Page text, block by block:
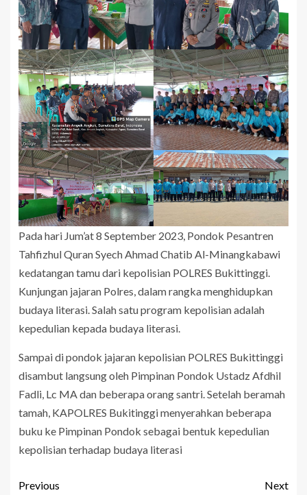
Pada hari Jum’at 8 September 2023, Pondok Pesantren
Tahfizhul Quran Syech Ahmad Chatib Al-Minangkabawi
kedatangan tamu dari kepolisian POLRES Bukittinggi.
Kunjungan jajaran Polres, dalam rangka menghidupkan
budaya literasi. Salah satu program kepolisian adalah
kepedulian kepada budaya literasi.
Sampai di pondok jajaran kepolisian POLRES Bukittinggi
disambut langsung oleh Pimpinan Pondok Ustadz Afdhil
Fadli, Lc MA dan beberapa orang santri. Setelah beramah
tamah, KAPOLRES Bukitinggi menyerahkan beberapa
buku ke Pimpinan Pondok sebagai bentuk kepedulian
kepolisian terhadap budaya literasi
Previous
Next